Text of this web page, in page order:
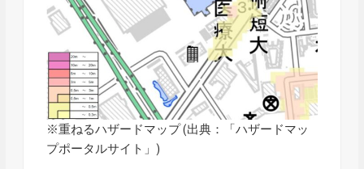
※重ねるハザードマップ (出典：「ハザードマッ
プポータルサイト 」)